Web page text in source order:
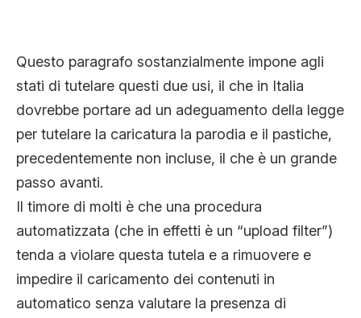
Questo paragrafo sostanzialmente impone agli
stati di tutelare questi due usi, il che in Italia
dovrebbe portare ad un adeguamento della legge
per tutelare la caricatura la parodia e il pastiche,
precedentemente non incluse, il che è un grande
passo avanti.
Il timore di molti è che una procedura
automatizzata (che in effetti è un “upload filter”)
tenda a violare questa tutela e a rimuovere e
impedire il caricamento dei contenuti in
automatico senza valutare la presenza di